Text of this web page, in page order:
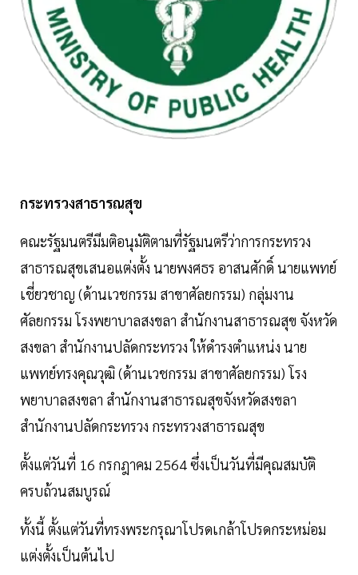
กระทรวงสาธารณสุข
คณะรัฐมนตรีมีมติอนุมัติตามที่รัฐมนตรีว่าการกระทรวง
สาธารณสุขเสนอแต่งตั้ง นายพงศธร อาสนศักดิ์ นายแพทย์
เชี่ยวชาญ (ด้านเวชกรรม สาขาศัลยกรรม) กลุ่มงาน
ศัลยกรรม โรงพยาบาลสงขลา สำนักงานสาธารณสุข จังหวัด
สงขลา สำนักงานปลัดกระทรวง ให้ดำรงตำแหน่ง นาย
แพทย์ทรงคุณวุฒิ (ด้านเวชกรรม สาขาศัลยกรรม) โรง
พยาบาลสงขลา สำนักงานสาธารณสุขจังหวัดสงขลา
สำนักงานปลัดกระทรวง กระทรวงสาธารณสุข
ตั้งแต่วันที่ 16 กรกฎาคม 2564 ซึ่งเป็นวันที่มีคุณสมบัติ
ครบถ้วนสมบูรณ์
ทั้งนี้ ตั้งแต่วันที่ทรงพระกรุณาโปรดเกล้าโปรดกระหม่อม
แต่งตั้งเป็นต้นไป